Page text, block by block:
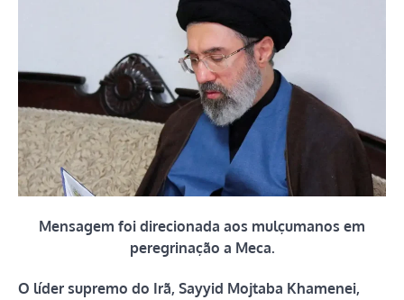
Mensagem foi direcionada aos mulçumanos em
peregrinação a Meca.
O líder supremo do Irã, Sayyid Mojtaba Khamenei,